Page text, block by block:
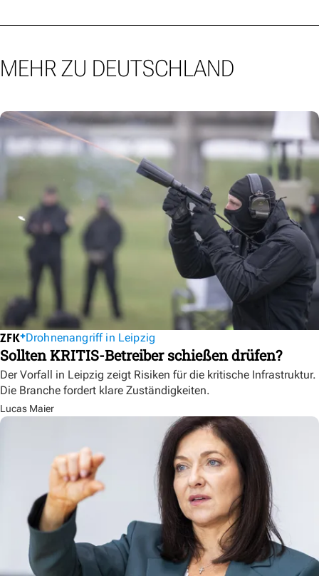
MEHR ZU DEUTSCHLAND
Drohnenangriff in Leipzig
Sollten KRITIS-Betreiber schießen drüfen?
Der Vorfall in Leipzig zeigt Risiken für die kritische Infrastruktur.
Die Branche fordert klare Zuständigkeiten.
Lucas Maier